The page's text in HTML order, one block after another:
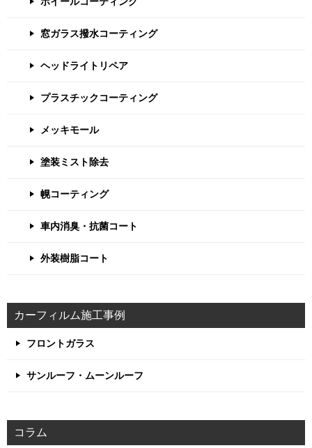
窓ガラス撥水コーティング
ヘッドライトリペア
プラスチックコーティング
メッキモール
塗装ミスト除去
幌コーティング
車内消臭・抗菌コート
外装樹脂コート
カーフィルム施工事例
フロントガラス
サンルーフ・ムーンルーフ
コラム